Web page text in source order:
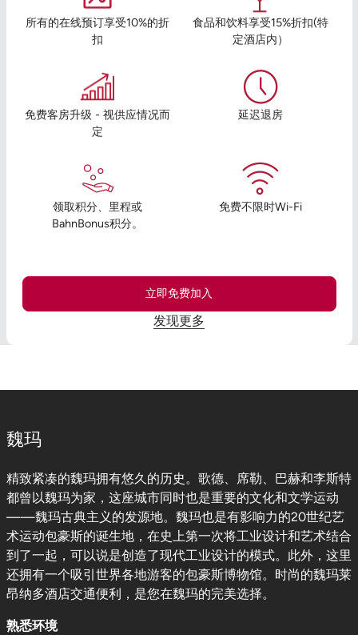
所有的在线预订享受10%的折
扣
食品和饮料享受15%折扣(特
定酒店内）
免费客房升级 - 视供应情况而
定
延迟退房
领取积分、里程或
BahnBonus积分。
免费不限时Wi-Fi
立即免费加入
发现更多
魏玛
精致紧凑的魏玛拥有悠久的历史。歌德、席勒、巴赫和李斯特
都曾以魏玛为家，这座城市同时也是重要的文化和文学运动
——魏玛古典主义的发源地。魏玛也是有影响力的20世纪艺
术运动包豪斯的诞生地，在史上第一次将工业设计和艺术结合
到了一起，可以说是创造了现代工业设计的模式。此外，这里
还拥有一个吸引世界各地游客的包豪斯博物馆。时尚的魏玛莱
昂纳多酒店交通便利，是您在魏玛的完美选择。
熟悉环境